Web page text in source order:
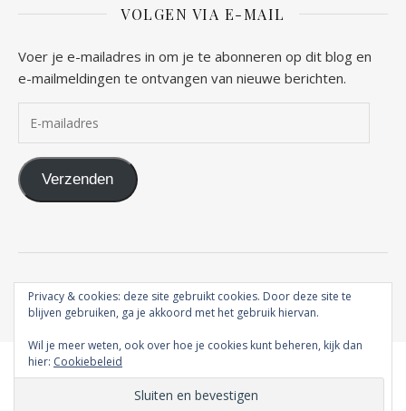
VOLGEN VIA E-MAIL
Voer je e-mailadres in om je te abonneren op dit blog en
e-mailmeldingen te ontvangen van nieuwe berichten.
Verzenden
2026 Vrouw naar Gods hart ©
Ashe thema doorWP Royal
Privacy & cookies: deze site gebruikt cookies. Door deze site te
blijven gebruiken, ga je akkoord met het gebruik hiervan.
Wil je meer weten, ook over hoe je cookies kunt beheren, kijk dan
hier: Cookiebeleid